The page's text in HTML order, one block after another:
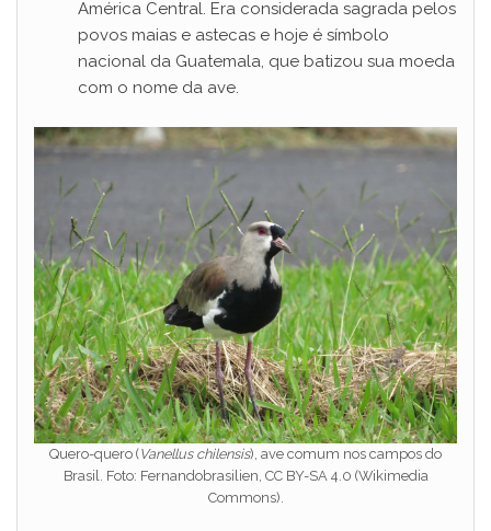
América Central. Era considerada sagrada pelos
povos maias e astecas e hoje é símbolo
nacional da Guatemala, que batizou sua moeda
com o nome da ave.
Quero-quero (Vanellus chilensis), ave comum nos campos do
Brasil. Foto: Fernandobrasilien, CC BY-SA 4.0 (Wikimedia
Commons).